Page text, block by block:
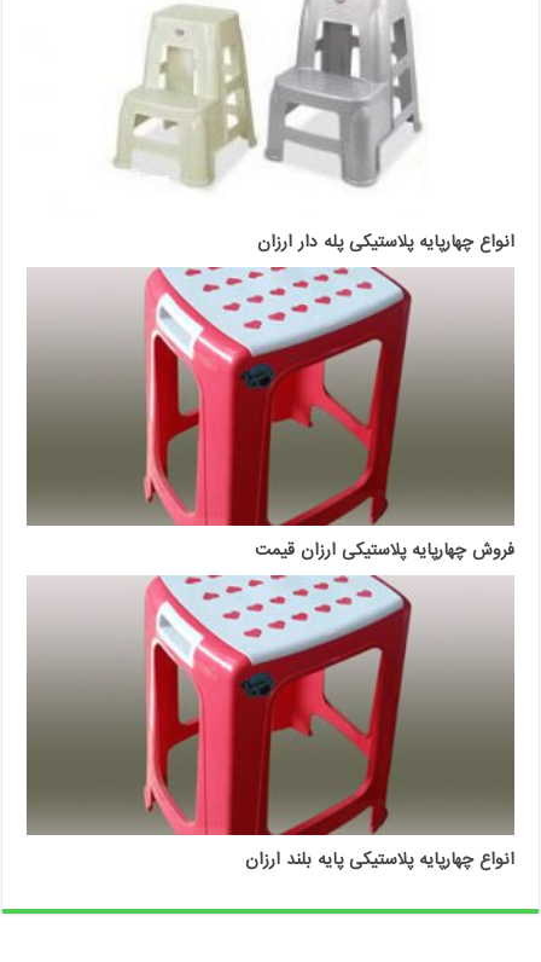
انواع چهارپایه پلاستیکی پله دار ارزان
فروش چهارپایه پلاستیکی ارزان قیمت
انواع چهارپایه پلاستیکی پایه بلند ارزان